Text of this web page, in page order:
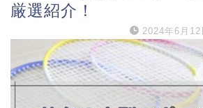
厳選紹介！
2024年6月12